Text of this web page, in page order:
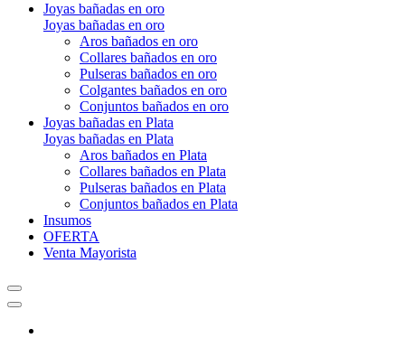
Joyas bañadas en oro
Joyas bañadas en oro
Aros bañados en oro
Collares bañados en oro
Pulseras bañados en oro
Colgantes bañados en oro
Conjuntos bañados en oro
Joyas bañadas en Plata
Joyas bañadas en Plata
Aros bañados en Plata
Collares bañados en Plata
Pulseras bañados en Plata
Conjuntos bañados en Plata
Insumos
OFERTA
Venta Mayorista